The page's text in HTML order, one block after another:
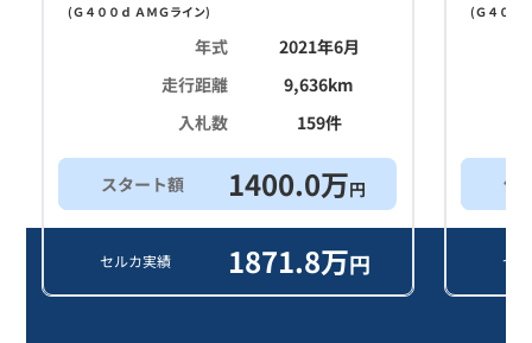
(Ｇ４００ｄ ＡＭＧライン)
年式
2021年6月
走行距離
9,636km
入札数
159件
スタート額 1400.0万円
セルカ実績 1871.8万円
(Ｇ４００
他
セ